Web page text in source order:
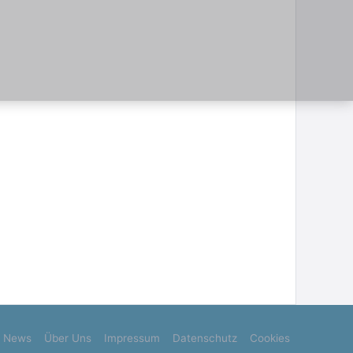
News Über Uns Impressum Datenschutz Cookies